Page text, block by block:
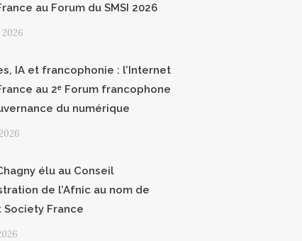
au Forum du SMSI 2026
IA et francophonie : l’Internet
au 2ᵉ Forum francophone
du numérique
élu au Conseil
de l’Afnic au nom de
Society France